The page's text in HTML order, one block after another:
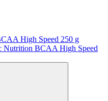
BCAA High Speed